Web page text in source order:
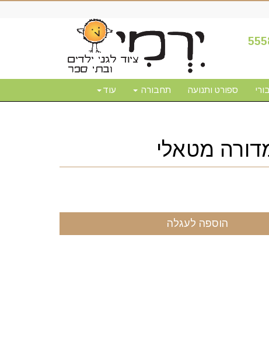
ספורט ותנועה תחבורה עוד
מטאלי
הוספה לעגלה